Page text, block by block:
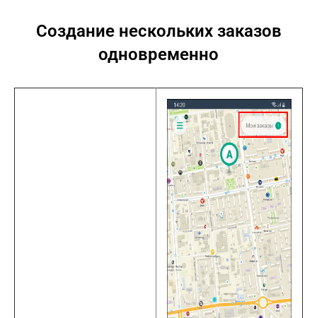
Создание нескольких заказов
одновременно